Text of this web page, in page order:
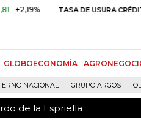
TASA DE USURA CRÉDITO
GLOBOECONOMÍA
NACIONAL GRUPO ARGOS
de la Espriella
de la Espriella